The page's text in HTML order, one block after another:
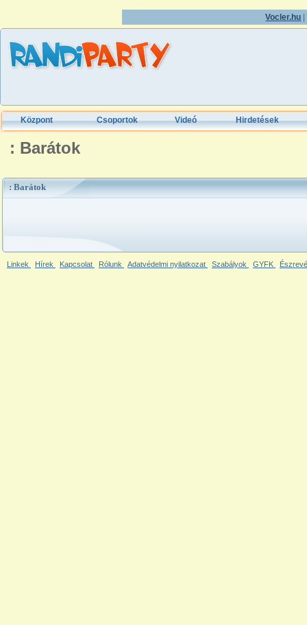
Vocler.hu
Központ Csoportok Videó Hirdetések
: Barátok
: Barátok
Linkek Hírek Kapcsolat Rólunk Adatvédelmi nyilatkozat Szabályok GYFK